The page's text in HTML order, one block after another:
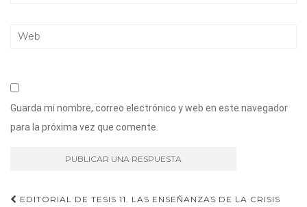
Guarda mi nombre, correo electrónico y web en este navegador
para la próxima vez que comente.
Navegación
EDITORIAL DE TESIS 11. LAS ENSEÑANZAS DE LA CRISIS